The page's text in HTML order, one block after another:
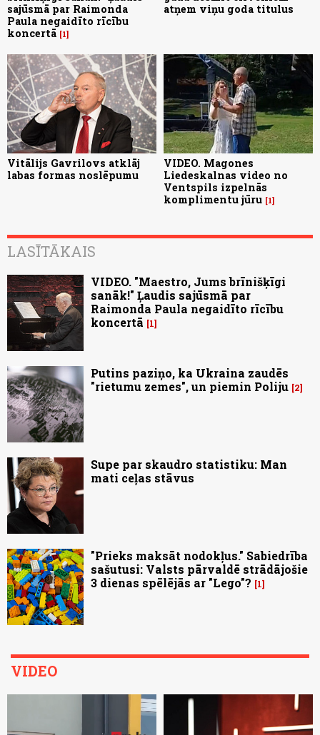
sajūsmā par Raimonda
Paula negaidīto rīcību
koncertā 1
atņem viņu goda titulus
Vitālijs Gavrilovs atklāj
labas formas noslēpumu
VIDEO. Magones
Liedeskalnas video no
Ventspils izpelnās
komplimentu jūru 1
LASĪTĀKAIS
VIDEO. "Maestro, Jums brīnišķīgi
sanāk!" Ļaudis sajūsmā par
Raimonda Paula negaidīto rīcību
koncertā
1
Putins paziņo, ka Ukraina zaudēs
"rietumu zemes", un piemin Poliju 2
Supe par skaudro statistiku: Man
mati ceļas stāvus
"Prieks maksāt nodokļus." Sabiedrība
sašutusi: Valsts pārvaldē strādājošie
3 dienas spēlējās ar "Lego"?
1
VIDEO